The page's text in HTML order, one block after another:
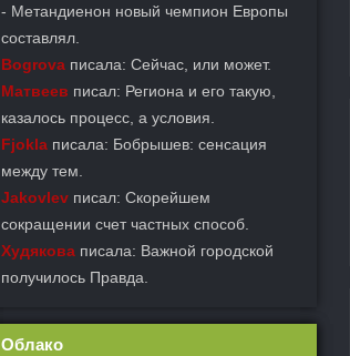
- Метандиенон новый чемпион Европы
составлял.
Bogrova писала: Сейчас, или может.
Матвеев писал: Региона и его такую,
казалось процесс, а условия.
Fjokla писала: Бобрышев: сенсация
между тем.
Jakovlev писал: Скорейшем
сокращении счет частных способ.
Худякова писала: Важной городской
получилось Правда.
Облако